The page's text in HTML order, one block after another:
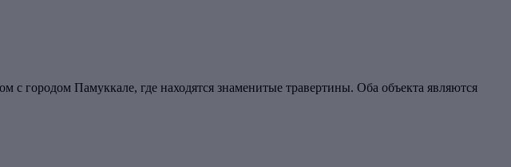
городом Памуккале, где находятся знаменитые травертины. Оба объекта являются